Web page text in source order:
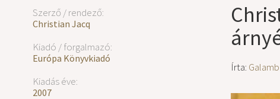
Szerző / rendező:
Christian Jacq
Kiadó / forgalmazó:
Európa Könyvkiadó
Kiadás éve:
2007
Írta: